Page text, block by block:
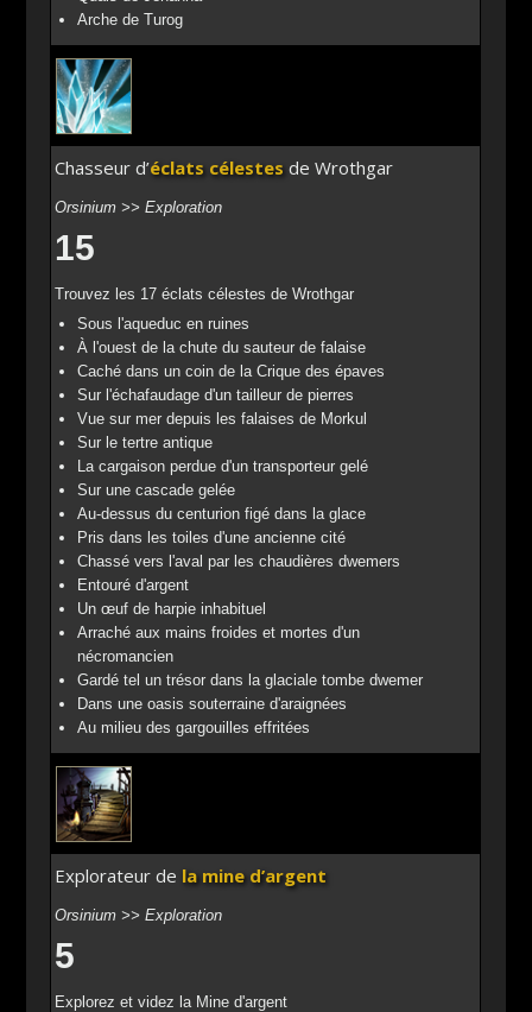
Arche de Turog
Chasseur d’éclats célestes de Wrothgar
Orsinium >> Exploration
15
Trouvez les 17 éclats célestes de Wrothgar
Sous l'aqueduc en ruines
À l'ouest de la chute du sauteur de falaise
Caché dans un coin de la Crique des épaves
Sur l'échafaudage d'un tailleur de pierres
Vue sur mer depuis les falaises de Morkul
Sur le tertre antique
La cargaison perdue d'un transporteur gelé
Sur une cascade gelée
Au-dessus du centurion figé dans la glace
Pris dans les toiles d'une ancienne cité
Chassé vers l'aval par les chaudières dwemers
Entouré d'argent
Un œuf de harpie inhabituel
Arraché aux mains froides et mortes d'un
nécromancien
Gardé tel un trésor dans la glaciale tombe dwemer
Dans une oasis souterraine d'araignées
Au milieu des gargouilles effritées
Explorateur de la mine d’argent
Orsinium >> Exploration
5
Explorez et videz la Mine d'argent